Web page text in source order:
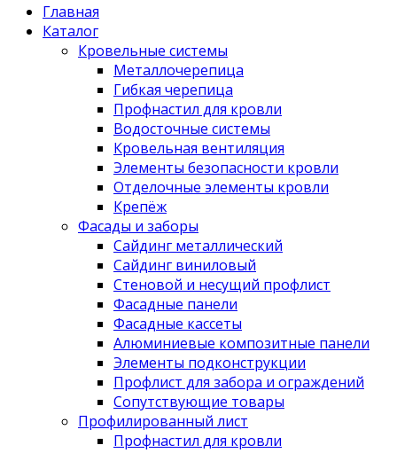
Главная
Каталог
Кровельные системы
Металлочерепица
Гибкая черепица
Профнастил для кровли
Водосточные системы
Кровельная вентиляция
Элементы безопасности кровли
Отделочные элементы кровли
Крепёж
Фасады и заборы
Сайдинг металлический
Сайдинг виниловый
Стеновой и несущий профлист
Фасадные панели
Фасадные кассеты
Алюминиевые композитные панели
Элементы подконструкции
Профлист для забора и ограждений
Сопутствующие товары
Профилированный лист
Профнастил для кровли